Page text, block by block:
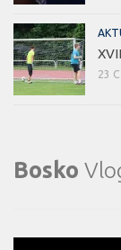
23
Bosko